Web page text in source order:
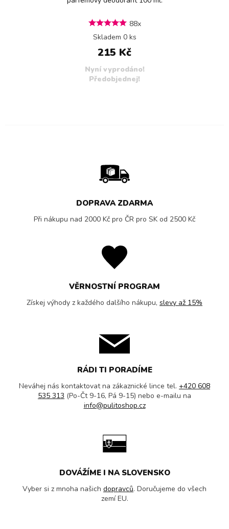
88x
Skladem 0 ks
215 Kč
Nyní vyprodáno!
Předobjednej!
DOPRAVA ZDARMA
Při nákupu nad 2000 Kč pro ČR pro SK od 2500 Kč
VĚRNOSTNÍ PROGRAM
Získej výhody z každého dalšího nákupu, slevy až 15%
RÁDI TI PORADÍME
Neváhej nás kontaktovat na zákaznické lince tel. +420 608
535 313 (Po-Čt 9-16, Pá 9-15) nebo e-mailu na
info@pulitoshop.cz
DOVÁŽÍME I NA SLOVENSKO
Vyber si z mnoha našich dopravců. Doručujeme do všech
zemí EU.